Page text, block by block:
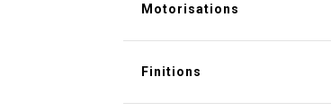
Motorisations
Finitions